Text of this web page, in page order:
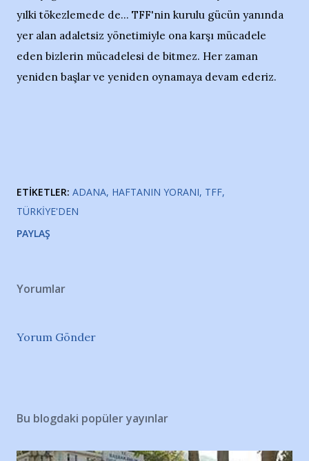
yılki tökezlemede de... TFF'nin kurulu gücün yanında
yer alan adaletsiz yönetimiyle ona karşı mücadele
eden bizlerin mücadelesi de bitmez. Her zaman
yeniden başlar ve yeniden oynamaya devam ederiz.
ETIKETLER: ADANA HAFTANIN YORANI TFF
TÜRKIYE'DEN
PAYLAŞ
Yorumlar
Yorum Gönder
Bu blogdaki popüler yayınlar